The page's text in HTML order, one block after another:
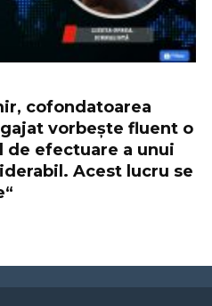
cofondatoarea
vorbește fluent o
de efectuare a unui
Acest lucru se